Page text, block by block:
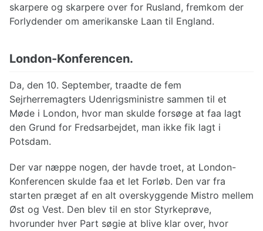
skarpere og skarpere over for Rusland, fremkom der
Forlydender om amerikanske Laan til England.
London-Konferencen.
Da, den 10. September, traadte de fem
Sejrherremagters Udenrigsministre sammen til et
Møde i London, hvor man skulde forsøge at faa lagt
den Grund for Fredsarbejdet, man ikke fik lagt i
Potsdam.
Der var næppe nogen, der havde troet, at London-
Konferencen skulde faa et let Forløb. Den var fra
starten præget af en alt overskyggende Mistro mellem
Øst og Vest. Den blev til en stor Styrkeprøve,
hvorunder hver Part søgie at blive klar over, hvor